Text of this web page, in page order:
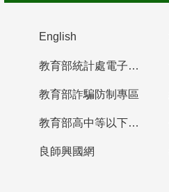
English
教育部統計處電子書櫃
教育部詐騙防制專區
教育部高中等以下學校及幼兒園教師資格檢定考試
良師興國網